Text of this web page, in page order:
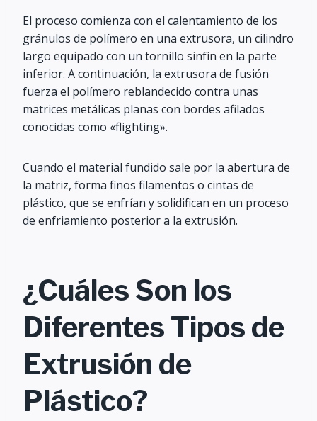
El proceso comienza con el calentamiento de los
gránulos de polímero en una extrusora, un cilindro
largo equipado con un tornillo sinfín en la parte
inferior. A continuación, la extrusora de fusión
fuerza el polímero reblandecido contra unas
matrices metálicas planas con bordes afilados
conocidas como «flighting».
Cuando el material fundido sale por la abertura de
la matriz, forma finos filamentos o cintas de
plástico, que se enfrían y solidifican en un proceso
de enfriamiento posterior a la extrusión.
¿Cuáles Son los
Diferentes Tipos de
Extrusión de
Plástico?